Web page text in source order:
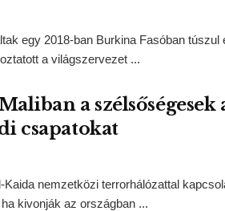
egy 2018-ban Burkina Fasóban
a világszervezet ...
a
csapatokat
nemzetközi terrorhálózattal
kivonják az országban ...